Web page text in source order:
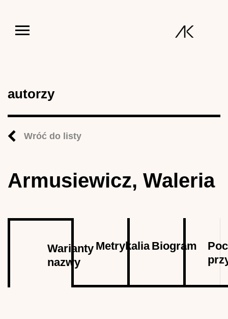
autorzy
Wróć do listy
Armusiewicz, Waleria
Warianty
nazwy
karta)
MetrykaliaBiogram